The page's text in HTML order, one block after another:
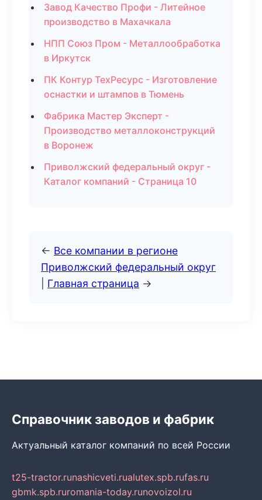
Завод Качество Профи - Литейное
производство в Махачкала
НПП Союз Пром - Металлообработка
в Иркутск
ПК Контур ТехРесурс - Изготовление
оснастки и штампов в Тюмень
Фабрика Мастер Эксперт -
Производство металлоконструкций
в Воронеж
Приволжский федеральный округ -
Каталог компаний - Страница 10
← Все компании в регионе
Приволжский федеральный округ
Главная страница →
Справочник заводов и фабрик
Актуальный каталог компаний по всей России
t25-tractor.runashicveti.rualutex.spb.rufas.ru
gbmk.spb.ruromania-today.runovoizol.ru